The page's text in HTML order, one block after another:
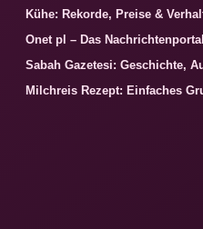
Kühe: Rekorde, Preise &
Onet pl – Das
Sabah Gazetesi: Geschichte,
Milchreis Rezept: Einfaches